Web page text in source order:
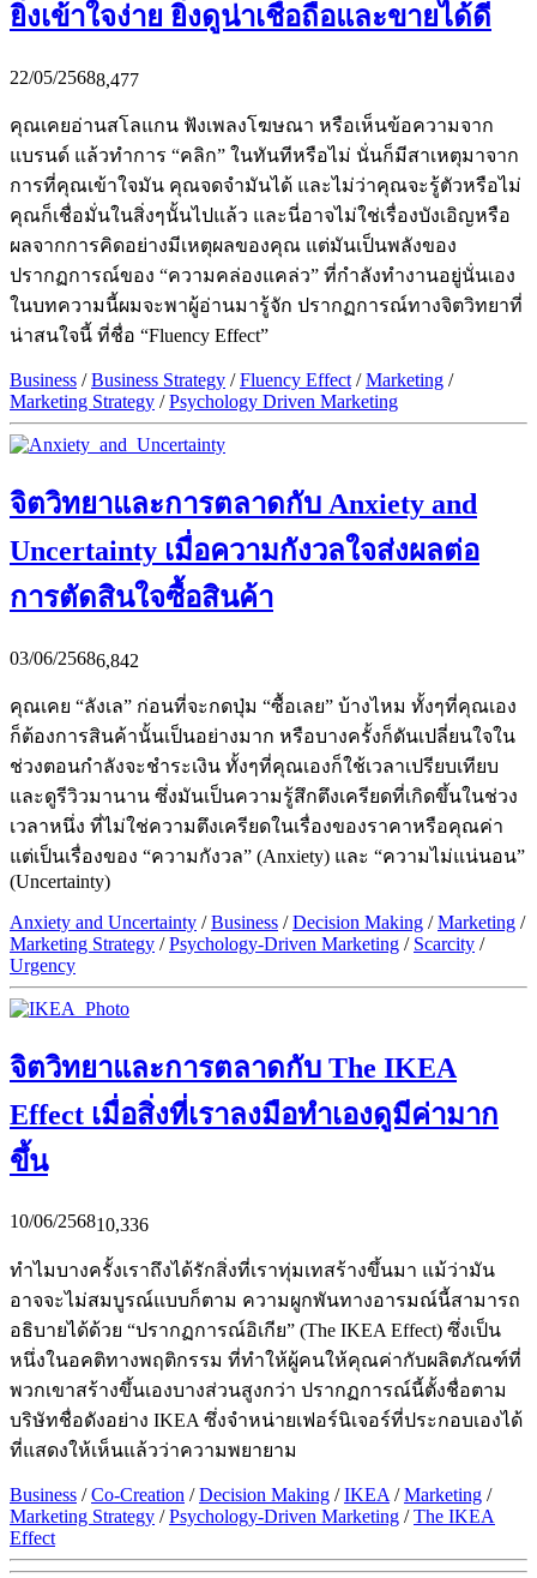
ยิ่งเข้าใจง่าย ยิ่งดูน่าเชื่อถือและขายได้ดี
22/05/25688,477
คุณเคยอ่านสโลแกน ฟังเพลงโฆษณา หรือเห็นข้อความจาก
แบรนด์ แล้วทำการ “คลิก” ในทันทีหรือไม่ นั่นก็มีสาเหตุมาจาก
การที่คุณเข้าใจมัน คุณจดจำมันได้ และไม่ว่าคุณจะรู้ตัวหรือไม่
คุณก็เชื่อมั่นในสิ่งๆนั้นไปแล้ว และนี่อาจไม่ใช่เรื่องบังเอิญหรือ
ผลจากการคิดอย่างมีเหตุผลของคุณ แต่มันเป็นพลังของ
ปรากฏการณ์ของ “ความคล่องแคล่ว” ที่กำลังทำงานอยู่นั่นเอง
ในบทความนี้ผมจะพาผู้อ่านมารู้จัก ปรากฏการณ์ทางจิตวิทยาที่
น่าสนใจนี้ ที่ชื่อ “Fluency Effect”
Business /Business Strategy /Fluency Effect /Marketing /
Marketing Strategy /Psychology Driven Marketing
จิตวิทยาและการตลาดกับ Anxiety and
Uncertainty เมื่อความกังวลใจส่งผลต่อ
การตัดสินใจซื้อสินค้า
03/06/25686,842
คุณเคย “ลังเล” ก่อนที่จะกดปุ่ม “ซื้อเลย” บ้างไหม ทั้งๆที่คุณเอง
ก็ต้องการสินค้านั้นเป็นอย่างมาก หรือบางครั้งก็ดันเปลี่ยนใจใน
ช่วงตอนกำลังจะชำระเงิน ทั้งๆที่คุณเองก็ใช้เวลาเปรียบเทียบ
และดูรีวิวมานาน ซึ่งมันเป็นความรู้สึกตึงเครียดที่เกิดขึ้นในช่วง
เวลาหนึ่ง ที่ไม่ใช่ความตึงเครียดในเรื่องของราคาหรือคุณค่า
แต่เป็นเรื่องของ “ความกังวล” (Anxiety) และ “ความไม่แน่นอน”
(Uncertainty)
Anxiety and Uncertainty /Business /Decision Making /Marketing /
Marketing Strategy /Psychology-Driven Marketing / Scarcity /
Urgency
จิตวิทยาและการตลาดกับ The IKEA
Effect เมื่อสิ่งที่เราลงมือทำเองดูมีค่ามาก
ขึ้น
10/06/256810,336
ทำไมบางครั้งเราถึงได้รักสิ่งที่เราทุ่มเทสร้างขึ้นมา แม้ว่ามัน
อาจจะไม่สมบูรณ์แบบก็ตาม ความผูกพันทางอารมณ์นี้สามารถ
อธิบายได้ด้วย “ปรากฏการณ์อิเกีย” (The IKEA Effect) ซึ่งเป็น
หนึ่งในอคติทางพฤติกรรม ที่ทำให้ผู้คนให้คุณค่ากับผลิตภัณฑ์ที่
พวกเขาสร้างขึ้นเองบางส่วนสูงกว่า ปรากฏการณ์นี้ตั้งชื่อตาม
บริษัทชื่อดังอย่าง IKEA ซึ่งจำหน่ายเฟอร์นิเจอร์ที่ประกอบเองได้
ที่แสดงให้เห็นแล้วว่าความพยายาม
Business /Co-Creation /Decision Making /IKEA /Marketing /
Marketing Strategy /Psychology-Driven Marketing /The IKEA
Effect